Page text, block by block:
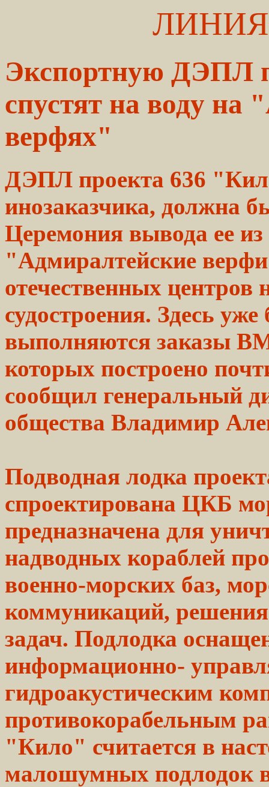
Экспортную ДЭПЛ
спустят на воду на
верфях"
ДЭПЛ проекта 636
инозаказчика, должна
Церемония вывода ее
"Адмиралтейские
отечественных центров
судостроения. Здесь
выполняются заказы
которых построено
сообщил генеральный
общества Владимир
Подводная лодка
спроектирована ЦКБ
предназначена для
надводных кораблей
военно-морских баз,
коммуникаций,
задач. Подлодка
информационно-
гидроакустическим
противокорабельным
"Кило" считается в
малошумных подлодок